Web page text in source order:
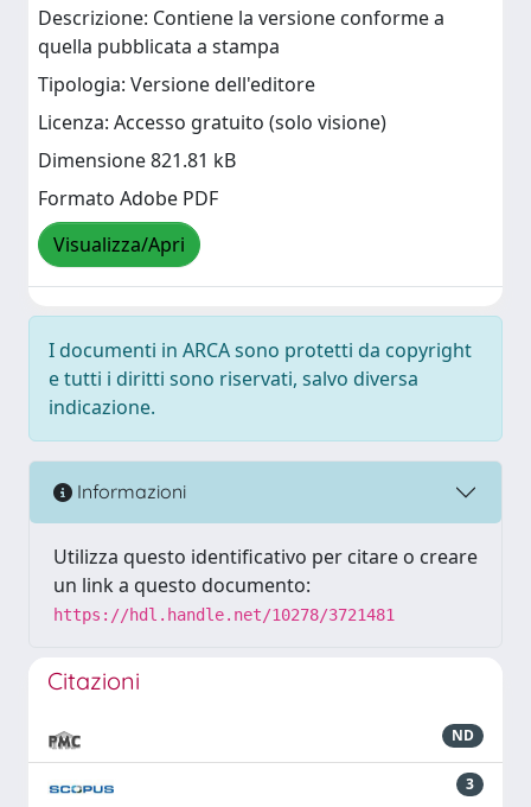
Descrizione: Contiene la versione conforme a
quella pubblicata a stampa
Tipologia: Versione dell'editore
Licenza: Accesso gratuito (solo visione)
Dimensione 821.81 kB
Formato Adobe PDF
Visualizza/Apri
I documenti in ARCA sono protetti da copyright
e tutti i diritti sono riservati, salvo diversa
indicazione.
Informazioni
Utilizza questo identificativo per citare o creare
un link a questo documento:
https://hdl.handle.net/10278/3721481
Citazioni
ND
3